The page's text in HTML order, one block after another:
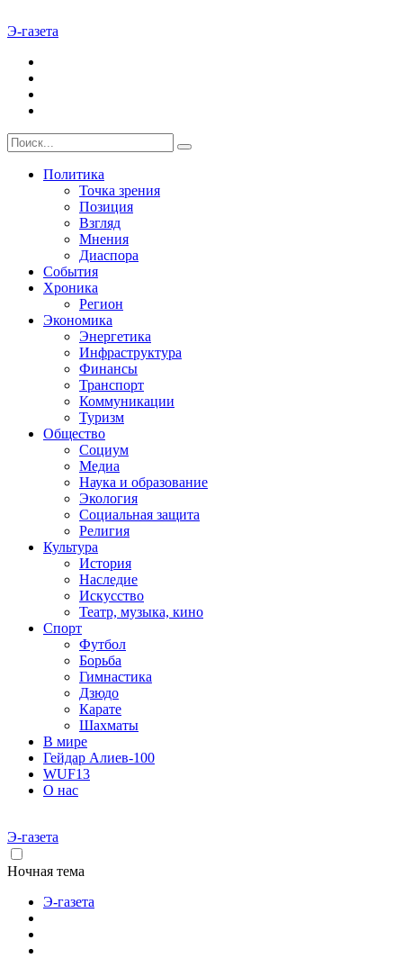
Э-газета
Политика
Точка зрения
Позиция
Взгляд
Мнения
Диаспора
События
Хроника
Регион
Экономика
Энергетика
Инфраструктура
Финансы
Транспорт
Коммуникации
Туризм
Общество
Социум
Медиа
Наука и образование
Экология
Социальная защита
Религия
Культура
История
Наследие
Искусство
Театр, музыка, кино
Спорт
Футбол
Борьба
Гимнастика
Дзюдо
Карате
Шахматы
В мире
Гейдар Алиев-100
WUF13
О нас
Э-газета
Ночная тема
Э-газета